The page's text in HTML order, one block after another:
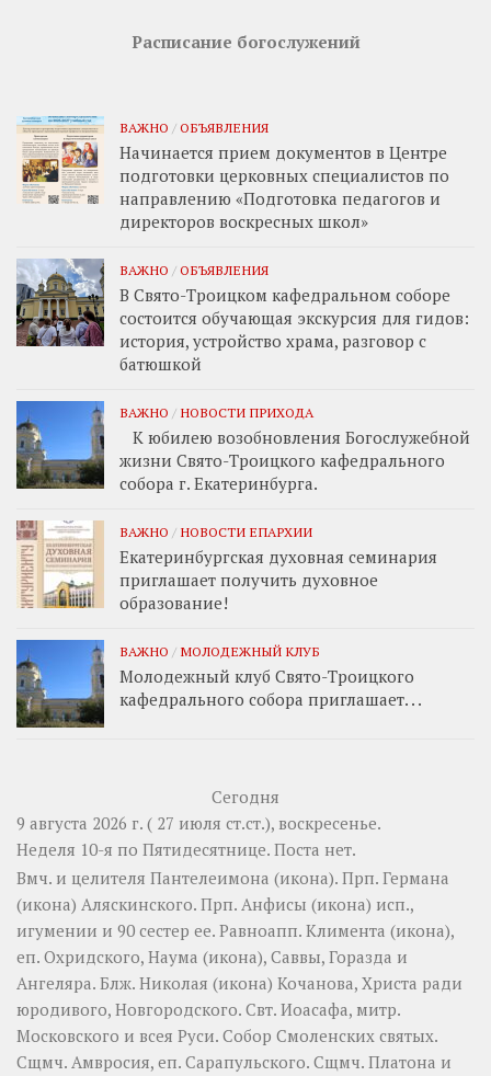
Расписание богослужений
ВАЖНО / ОБЪЯВЛЕНИЯ
Начинается прием документов в Центре
подготовки церковных специалистов по
направлению «Подготовка педагогов и
директоров воскресных школ»
ВАЖНО / ОБЪЯВЛЕНИЯ
В Свято-Троицком кафедральном соборе
состоится обучающая экскурсия для гидов:
история, устройство храма, разговор с
батюшкой
ВАЖНО / НОВОСТИ ПРИХОДА
К юбилею возобновления Богослужебной
жизни Свято-Троицкого кафедрального
собора г. Екатеринбурга.
ВАЖНО / НОВОСТИ ЕПАРХИИ
Екатеринбургская духовная семинария
приглашает получить духовное
образование!
ВАЖНО / МОЛОДЕЖНЫЙ КЛУБ
Молодежный клуб Свято-Троицкого
кафедрального собора приглашает. . .
Сегодня
9 августа 2026 г. ( 27 июля ст.ст.), воскресенье.
Неделя 10-я по Пятидесятнице. Поста нет.
Вмч. и целителя Пантелеимона (икона). Прп. Германа
(икона) Аляскинского. Прп. Анфисы (икона) исп.,
игумении и 90 сестер ее. Равноапп. Климента (икона),
еп. Охридского, Наума (икона), Саввы, Горазда и
Ангеляра. Блж. Николая (икона) Кочанова, Христа ради
юродивого, Новгородского. Свт. Иоасафа, митр.
Московского и всея Руси. Собор Смоленских святых.
Сщмч. Амвросия, еп. Сарапульского. Сщмч. Платона и